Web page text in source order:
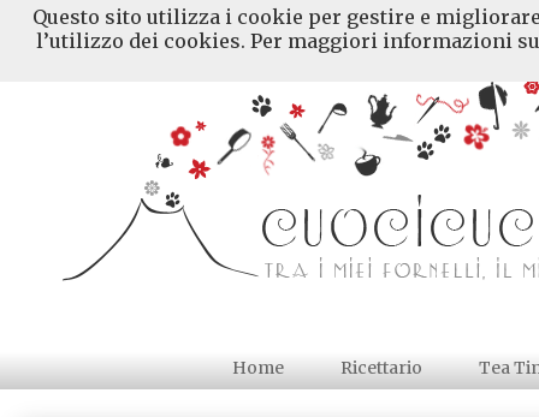
Home Ricettario Tea
Questo sito utilizza i cookie per gestire e
l’utilizzo dei cookies. Per maggiori informazioni